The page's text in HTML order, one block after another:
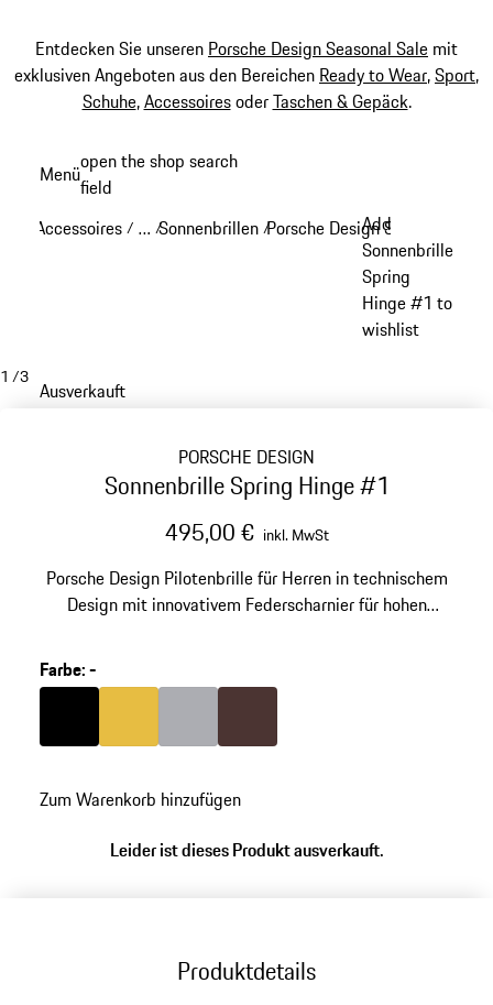
Entdecken Sie unseren Porsche Design Seasonal Sale mit
exklusiven Angeboten aus den Bereichen Ready to Wear,Sport,
Schuhe,AccessoiresoderTaschen & Gepäck.
Hauptinhalt
Menüopen the shop search
field
Accessoires / …
Reveal collapsed breadcrumb items
/Sonnenbrillen /Porsche Design Sonnenbrillen
Add
Sonnenbrille
Spring
Hinge #1 to
wishlist
1 /3
Ausverkauft
PORSCHE DESIGN
Sonnenbrille Spring Hinge #1
495,00 € inkl. MwSt
Porsche Design Pilotenbrille für Herren in technischem
Design mit innovativem Federscharnier für hohen
Farbe:-
Zum Warenkorb hinzufügen
Leider ist dieses Produkt ausverkauft.
Produktdetails